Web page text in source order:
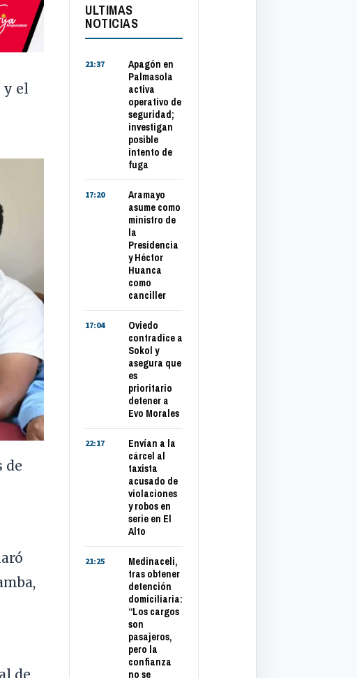
y el
de
de
ULTIMAS
NOTICIAS
21:37
Apagón en
Palmasola
activa
operativo de
seguridad;
investigan
posible
intento de
fuga
17:20
Aramayo
asume como
ministro de
la
Presidencia
y Héctor
Huanca
como
canciller
17:04
Oviedo
contradice a
Sokol y
asegura que
es
prioritario
detener a
Evo Morales
22:17
Envían a la
cárcel al
taxista
acusado de
violaciones
y robos en
serie en El
Alto
21:25
Medinaceli,
tras obtener
detención
domiciliaria:
“Los cargos
son
pasajeros,
pero la
confianza
no se